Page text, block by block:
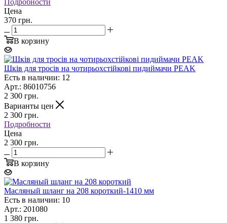
Цена
370 грн.
В корзину
Шків для тросів на чотирьохстійкові пидиймачи PEAK
Есть в наличии: 12
Арт.: 86010756
2 300 грн.
Варианты цен
2 300 грн.
Подробности
Цена
2 300 грн.
В корзину
Масляный шланг на 208 короткий-1410 мм
Есть в наличии: 10
Арт.: 201080
1 380 грн.